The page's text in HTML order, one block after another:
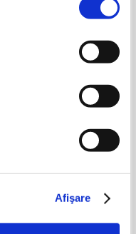
Afişare
Amalia Maria Ionescu -
Parfumul de liliac, volumul 3.
-30%